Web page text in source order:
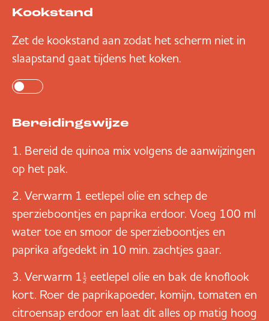
Kookstand
Zet de kookstand aan zodat het scherm niet in
slaapstand gaat tijdens het koken.
Bereidingswijze
Bereid de quinoa mix volgens de aanwijzingen
op het pak.
Verwarm 1 eetlepel olie en schep de
sperzieboontjes en paprika erdoor. Voeg 100 ml
water toe en smoor de sperzieboontjes en
paprika afgedekt in 10 min. zachtjes gaar.
Verwarm 1½ eetlepel olie en bak de knoflook
kort. Roer de paprikapoeder, komijn, tomaten en
citroensap erdoor en laat dit alles op matig hoog